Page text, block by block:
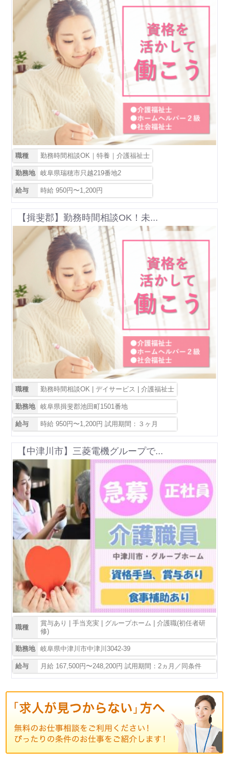
職種 勤務時間相談OK｜特養｜介護福祉士
勤務地 岐阜県瑞穂市只越219番地2
給与 時給 950円〜1,200円
【揖斐郡】勤務時間相談OK！未...
職種 勤務時間相談OK | デイサービス | 介護福祉士
勤務地 岐阜県揖斐郡池田町1501番地
給与 時給 950円〜1,200円 試用期間：３ヶ月
【中津川市】三菱電機グループで...
職種
賞与あり | 手当充実 | グループホーム | 介護職(初任者研
修)
勤務地 岐阜県中津川市中津川3042-39
給与 月給 167,500円〜248,200円 試用期間：2ヵ月／同条件